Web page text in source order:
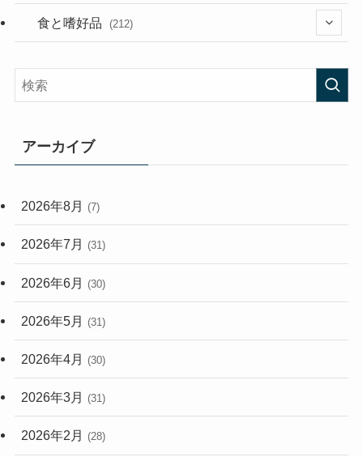
(282)
(33)
(248)
(56)
食と嗜好品 (212)
アーカイブ
2026年8月 (7)
2026年7月 (31)
2026年6月 (30)
2026年5月 (31)
2026年4月 (30)
2026年3月 (31)
2026年2月 (28)